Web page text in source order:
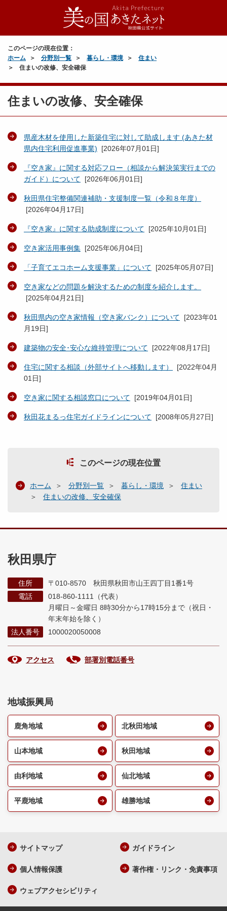
このページの現在位置：
ホーム
分野別一覧 暮らし・環境
住まい
住まいの改修、安全確保
住まいの改修、安全確保
県産木材を使用した新築住宅に対して助成します (あきた材
県内住宅利用促進事業) [2026年07月01日]
『空き家』に関する対応フロー（相談から解決策実行までの
ガイド）について [2026年06月01日]
秋田県住宅整備関連補助・支援制度一覧（令和８年度）
[2026年04月17日]
『空き家』に関する助成制度について [2025年10月01日]
空き家活用事例集 [2025年06月04日]
「子育てエコホーム支援事業」について [2025年05月07日]
空き家などの問題を解決するための制度を紹介します。
[2025年04月21日]
秋田県内の空き家情報（空き家バンク）について [2023年01
月19日]
建築物の安全･安心な維持管理について [2022年08月17日]
住宅に関する相談（外部サイトへ移動します） [2022年04月
01日]
空き家に関する相談窓口について [2019年04月01日]
秋田花まるっ住宅ガイドラインについて [2008年05月27日]
このページの現在位置
ホーム 分野別一覧 暮らし・環境
住まい
住まいの改修、安全確保
秋田県庁
住所
〒010-8570 秋田県秋田市山王四丁目1番1号
電話
018-860-1111（代表）
月曜日～金曜日 8時30分から17時15分まで （祝日・
年末年始を除く）
法人番号
1000020050008
アクセス 部署別電話番号
地域振興局
鹿角地域 北秋田地域
山本地域 秋田地域
由利地域 仙北地域
平鹿地域 雄勝地域
サイトマップ ガイドライン
個人情報保護 著作権・リンク・免責事項
ウェブアクセシビリティ